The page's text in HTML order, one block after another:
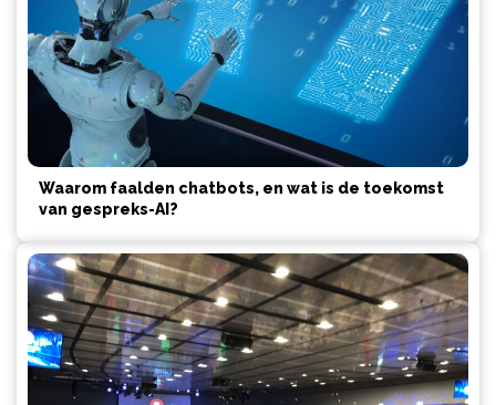
Waarom faalden chatbots, en wat is de toekomst
van gespreks-AI?